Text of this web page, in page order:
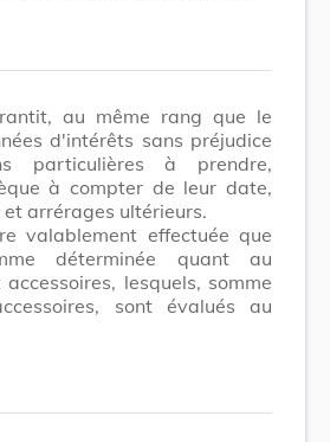
au même rang que le
d'intérêts sans préjudice
particulières à prendre,
à compter de leur date,
arrérages ultérieurs.
valablement effectuée que
déterminée quant au
lesquels, somme
sont évalués au